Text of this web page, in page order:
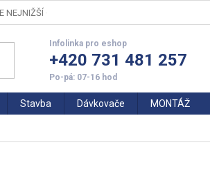
NEJNIŽŠÍ CENY
+420 731 481 257
Stavba Dávkovače MONTÁŽ